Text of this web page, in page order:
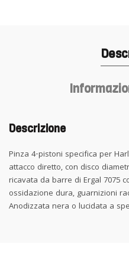
Descrizione
Pinza 4-pistoni specifica per
attacco diretto, con disco
ricavata da barre di Ergal 7075
ossidazione dura, guarnizioni
Anodizzata nera o lucidata a